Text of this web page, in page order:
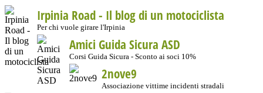
Irpinia Road - Il blog di un motociclista
Per chi vuole girare l'Irpinia
Amici Guida Sicura ASD
Corsi Guida Sicura - Sconto ai soci 10%
2nove9
Associazione vittime incidenti stradali